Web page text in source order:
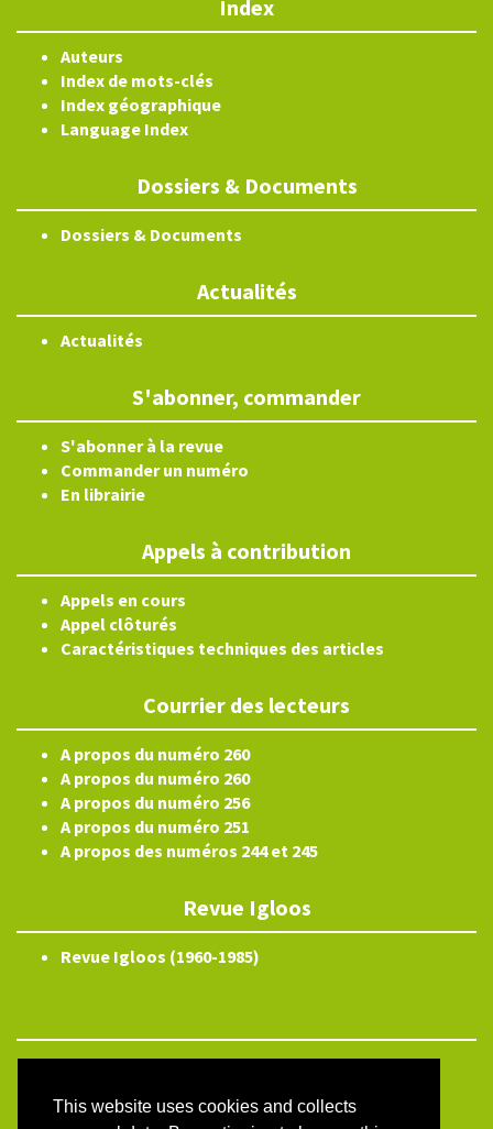
This website uses cookies and collects
Index
Auteurs
Index de mots-clés
Index géographique
Language Index
Dossiers & Documents
Dossiers & Documents
Actualités
Actualités
S'abonner, commander
S'abonner à la revue
Commander un numéro
En librairie
Appels à contribution
Appels en cours
Appel clôturés
Caractéristiques techniques des articles
Courrier des lecteurs
A propos du numéro 260
A propos du numéro 260
A propos du numéro 256
A propos du numéro 251
A propos des numéros 244 et 245
Revue Igloos
Revue Igloos (1960-1985)
Site map